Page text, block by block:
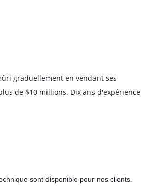
graduellement en vendant ses
de $10 millions. Dix ans d'expérience
sont disponible pour nos clients.